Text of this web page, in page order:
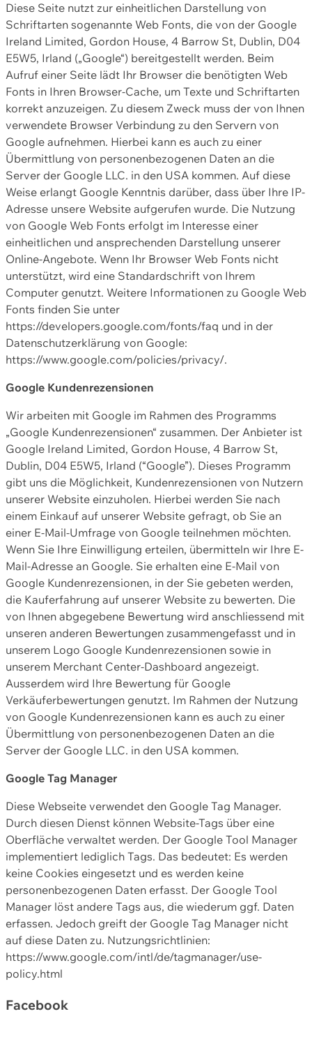
Diese Seite nutzt zur einheitlichen Darstellung von
Schriftarten sogenannte Web Fonts, die von der Google
Ireland Limited, Gordon House, 4 Barrow St, Dublin, D04
E5W5, Irland („Google“) bereitgestellt werden. Beim
Aufruf einer Seite lädt Ihr Browser die benötigten Web
Fonts in Ihren Browser-Cache, um Texte und Schriftarten
korrekt anzuzeigen. Zu diesem Zweck muss der von Ihnen
verwendete Browser Verbindung zu den Servern von
Google aufnehmen. Hierbei kann es auch zu einer
Übermittlung von personenbezogenen Daten an die
Server der Google LLC. in den USA kommen. Auf diese
Weise erlangt Google Kenntnis darüber, dass über Ihre IP-
Adresse unsere Website aufgerufen wurde. Die Nutzung
von Google Web Fonts erfolgt im Interesse einer
einheitlichen und ansprechenden Darstellung unserer
Online-Angebote. Wenn Ihr Browser Web Fonts nicht
unterstützt, wird eine Standardschrift von Ihrem
Computer genutzt. Weitere Informationen zu Google Web
Fonts finden Sie unter
https://developers.google.com/fonts/faq und in der
Datenschutzerklärung von Google:
https://www.google.com/policies/privacy/.
Google Kundenrezensionen
Wir arbeiten mit Google im Rahmen des Programms
„Google Kundenrezensionen“ zusammen. Der Anbieter ist
Google Ireland Limited, Gordon House, 4 Barrow St,
Dublin, D04 E5W5, Irland (“Google”). Dieses Programm
gibt uns die Möglichkeit, Kundenrezensionen von Nutzern
unserer Website einzuholen. Hierbei werden Sie nach
einem Einkauf auf unserer Website gefragt, ob Sie an
einer E-Mail-Umfrage von Google teilnehmen möchten.
Wenn Sie Ihre Einwilligung erteilen, übermitteln wir Ihre E-
Mail-Adresse an Google. Sie erhalten eine E-Mail von
Google Kundenrezensionen, in der Sie gebeten werden,
die Kauferfahrung auf unserer Website zu bewerten. Die
von Ihnen abgegebene Bewertung wird anschliessend mit
unseren anderen Bewertungen zusammengefasst und in
unserem Logo Google Kundenrezensionen sowie in
unserem Merchant Center-Dashboard angezeigt.
Ausserdem wird Ihre Bewertung für Google
Verkäuferbewertungen genutzt. Im Rahmen der Nutzung
von Google Kundenrezensionen kann es auch zu einer
Übermittlung von personenbezogenen Daten an die
Server der Google LLC. in den USA kommen.
Google Tag Manager
Diese Webseite verwendet den Google Tag Manager.
Durch diesen Dienst können Website-Tags über eine
Oberfläche verwaltet werden. Der Google Tool Manager
implementiert lediglich Tags. Das bedeutet: Es werden
keine Cookies eingesetzt und es werden keine
personenbezogenen Daten erfasst. Der Google Tool
Manager löst andere Tags aus, die wiederum ggf. Daten
erfassen. Jedoch greift der Google Tag Manager nicht
auf diese Daten zu. Nutzungsrichtlinien:
https://www.google.com/intl/de/tagmanager/use-
policy.html
Facebook